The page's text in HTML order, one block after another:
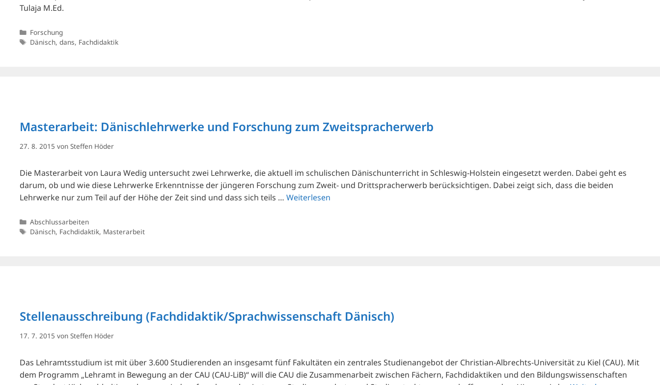
Tulaja M.Ed.
Kategorien
Forschung
Schlagwörter
Dänisch,dans, Fachdidaktik
Masterarbeit: Dänischlehrwerke und Forschung zum Zweitspracherwerb
27. 8. 2015 von Steffen Höder
Die Masterarbeit von Laura Wedig untersucht zwei Lehrwerke, die aktuell im schulischen Dänischunterricht in Schleswig-Holstein eingesetzt werden. Dabei geht es
darum, ob und wie diese Lehrwerke Erkenntnisse der jüngeren Forschung zum Zweit- und Drittspracherwerb berücksichtigen. Dabei zeigt sich, dass die beiden
Lehrwerke nur zum Teil auf der Höhe der Zeit sind und dass sich teils … Weiterlesen
Kategorien
Abschlussarbeiten
Schlagwörter
Dänisch, Fachdidaktik, Masterarbeit
Stellenausschreibung (Fachdidaktik/Sprachwissenschaft Dänisch)
17. 7. 2015 von Steffen Höder
Das Lehramtsstudium ist mit über 3.600 Studierenden an insgesamt fünf Fakultäten ein zentrales Studienangebot der Christian-Albrechts-Universität zu Kiel (CAU). Mit
dem Programm „Lehramt in Bewegung an der CAU (CAU-LiB)“ will die CAU die Zusammenarbeit zwischen Fächern, Fachdidaktiken und den Bildungswissenschaften